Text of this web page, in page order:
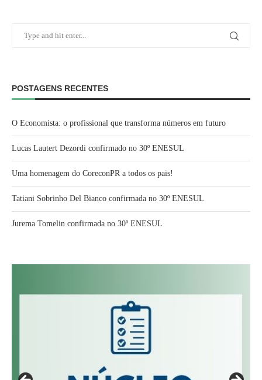
POSTAGENS RECENTES
O Economista: o profissional que transforma números em futuro
Lucas Lautert Dezordi confirmado no 30º ENESUL
Uma homenagem do CoreconPR a todos os pais!
Tatiani Sobrinho Del Bianco confirmada no 30º ENESUL
Jurema Tomelin confirmada no 30º ENESUL